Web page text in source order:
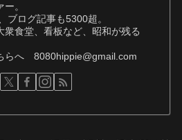
。
ブログ記事も5300超。
衆食堂、看板など、昭和が残る
らへ 8080hippie@gmail.com